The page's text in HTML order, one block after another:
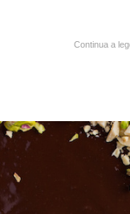
Continua a